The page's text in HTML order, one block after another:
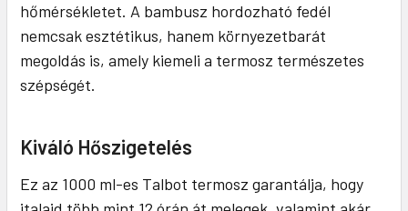
hőmérsékletet. A bambusz hordozható fedél
nemcsak esztétikus, hanem környezetbarát
megoldás is, amely kiemeli a termosz természetes
szépségét.
Kiváló Hőszigetelés
Ez az 1000 ml-es Talbot termosz garantálja, hogy